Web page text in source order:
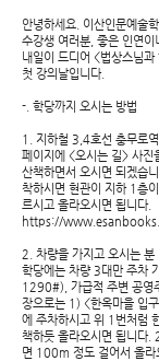
안녕하세요. 이산인문예술
수강생 여러분, 좋은 인연이
내일이 드디어 <법상스님
첫 강의날입니다.
-. 학당까지 오시는 방법
1. 지하철 3,4호선 충무로
페이지에 <오시는 길> 사진
산책하면서 오시면 되겠습
착하시면 현관이 지하 1층
르시고 올라오시면 됩니다.
https://
2. 차량을 가지고 오시는 분
학당에는 차량 3대만 주차
1290#), 가급적 주변 공영
장으로는 1) <한옥마을 입
에 주차하시고 위 1번처럼
책하듯 올라오시면 됩니다.
면 100m 정도 걸어서 올라